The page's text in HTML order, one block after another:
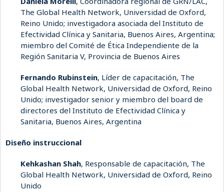
The Global Health Network, Universidad de Oxford,
Reino Unido; investigadora asociada del Instituto de
Efectividad Clínica y Sanitaria, Buenos Aires, Argentina;
miembro del Comité de Ética Independiente de la
Región Sanitaria V, Provincia de Buenos Aires
Fernando Rubinstein, Líder de capacitación, The
Global Health Network, Universidad de Oxford, Reino
Unido; investigador senior y miembro del board de
directores del Instituto de Efectividad Clínica y
Sanitaria, Buenos Aires, Argentina
Diseño instruccional
Kehkashan Shah, Responsable de capacitación, The
Global Health Network, Universidad de Oxford, Reino
Unido